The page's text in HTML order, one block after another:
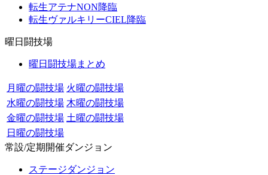
転生アテナNON降臨
転生ヴァルキリーCIEL降臨
曜日闘技場
曜日闘技場まとめ
月曜の闘技場 火曜の闘技場
水曜の闘技場 木曜の闘技場
金曜の闘技場 土曜の闘技場
日曜の闘技場
常設/定期開催ダンジョン
ステージダンジョン